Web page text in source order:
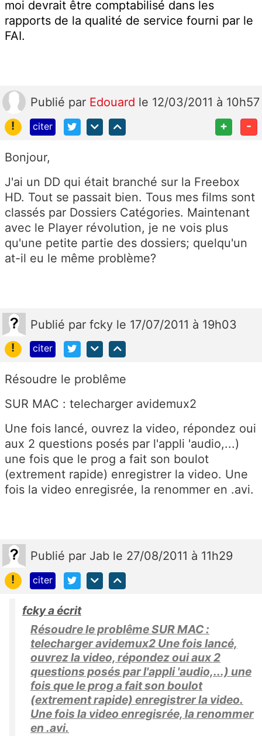
moi devrait être comptabilisé dans les
rapports de la qualité de service fourni par le
FAI.
Publié par Edouard le 12/03/2011 à 10h57
!
citer + -
Bonjour,
J'ai un DD qui était branché sur la Freebox
HD. Tout se passait bien. Tous mes films sont
classés par Dossiers Catégories. Maintenant
avec le Player révolution, je ne vois plus
qu'une petite partie des dossiers; quelqu'un
at-il eu le même problème?
Publié par fcky le 17/07/2011 à 19h03
!
citer
Résoudre le problême
SUR MAC : telecharger avidemux2
Une fois lancé, ouvrez la video, répondez oui
aux 2 questions posés par l'appli 'audio,...)
une fois que le prog a fait son boulot
(extrement rapide) enregistrer la video. Une
fois la video enregisrée, la renommer en .avi.
Publié par Jab le 27/08/2011 à 11h29
!
citer
fcky a écrit
Résoudre le problême SUR MAC :
telecharger avidemux2 Une fois lancé,
ouvrez la video, répondez oui aux 2
questions posés par l'appli 'audio,...) une
fois que le prog a fait son boulot
(extrement rapide) enregistrer la video.
Une fois la video enregisrée, la renommer
en .avi.